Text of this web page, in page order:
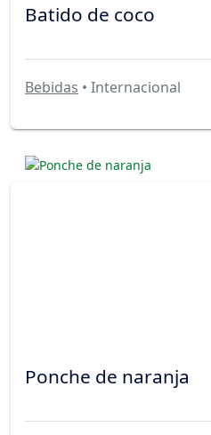
Batido de coco
Bebidas • Internacional
Ponche de naranja